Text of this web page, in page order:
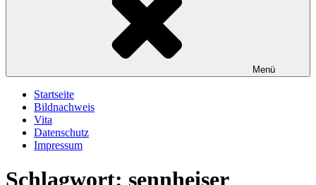
Menü
Startseite
Bildnachweis
Vita
Datenschutz
Impressum
Schlagwort: sennheiser